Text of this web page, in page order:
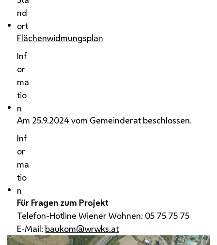
nd
ort
Flächenwidmungsplan
Inf
or
ma
tio
n
Am 25.9.2024 vom Gemeinderat beschlossen.
Inf
or
ma
tio
n
Für Fragen zum Projekt
Telefon-Hotline Wiener Wohnen: 05 75 75 75
E-Mail: baukom@wrwks.at